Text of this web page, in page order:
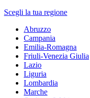
Scegli la tua regione
Abruzzo
Campania
Emilia-Romagna
Friuli-Venezia Giulia
Lazio
Liguria
Lombardia
Marche